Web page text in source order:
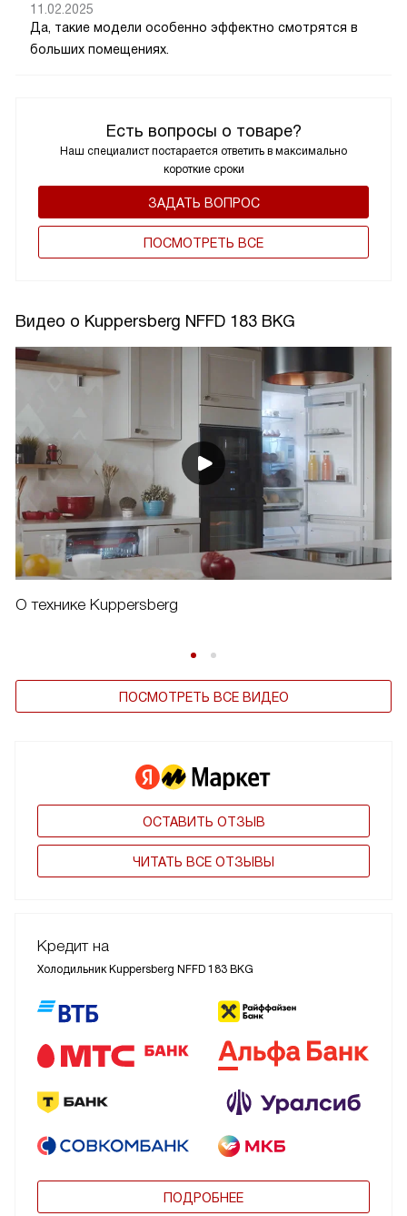
Есть вопросы о товаре?
Наш специалист постарается ответить в максимально
короткие сроки
ЗАДАТЬ ВОПРОС
ПОCМОТРЕТЬ ВСЕ
11.02.2025
Да, такие модели особенно эффектно смотрятся в
больших помещениях.
Видео о Kuppersberg NFFD 183 BKG
О технике Kuppersberg
ПОСМОТРЕТЬ ВСЕ ВИДЕО
ОСТАВИТЬ ОТЗЫВ
ЧИТАТЬ ВСЕ ОТЗЫВЫ
Кредит на
Холодильник Kuppersberg NFFD 183 BKG
ПОДРОБНЕЕ